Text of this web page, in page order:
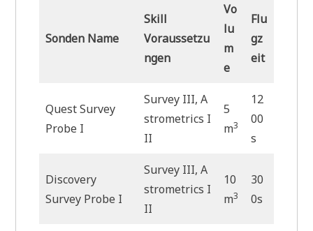
Sonden Name
Skill
Voraussetzu
ngen
Vo
lu
m
e
Flu
gz
eit
Quest Survey
Probe I
Survey III, A
strometrics I
II
5
m3
12
00
s
Discovery
Survey Probe I
Survey III, A
strometrics I
II
10
m3
30
0s